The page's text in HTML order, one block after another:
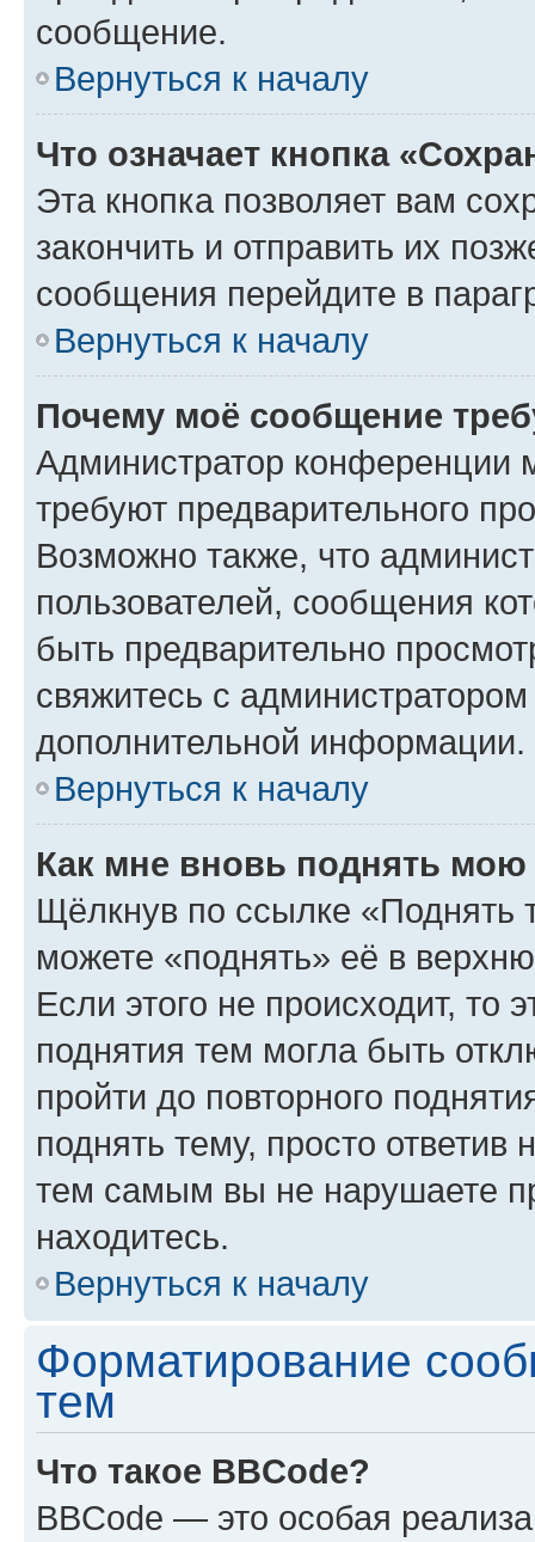
сообщение.
Вернуться к началу
Что означает кнопка
Эта кнопка позволяет вам
закончить и отправить их
сообщения перейдите в
Вернуться к началу
Почему моё сообщение
Администратор конференции
требуют предварительного
Возможно также, что
пользователей, сообщения
быть предварительно
свяжитесь с
дополнительной информации.
Вернуться к началу
Как мне вновь поднять мою
Щёлкнув по ссылке «Поднять
можете «поднять» её в
Если этого не происходит, то
поднятия тем могла быть
пройти до повторного
поднять тему, просто ответив
тем самым вы не нарушаете
находитесь.
Вернуться к началу
Форматирование
тем
Что такое BBCode?
BBCode — это особая